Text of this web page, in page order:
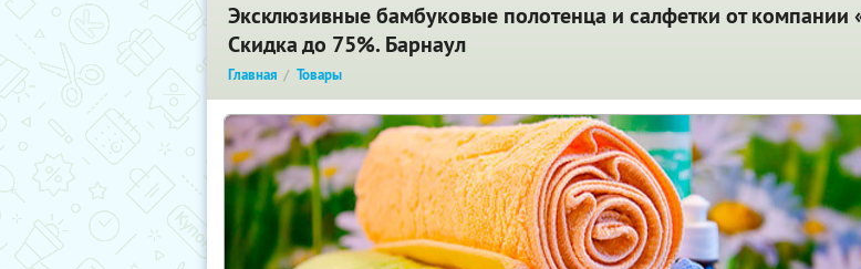
Эксклюзивные бамбуковые полотенца и салфетки от
Скидка до 75%. Барнаул
Главная Товары